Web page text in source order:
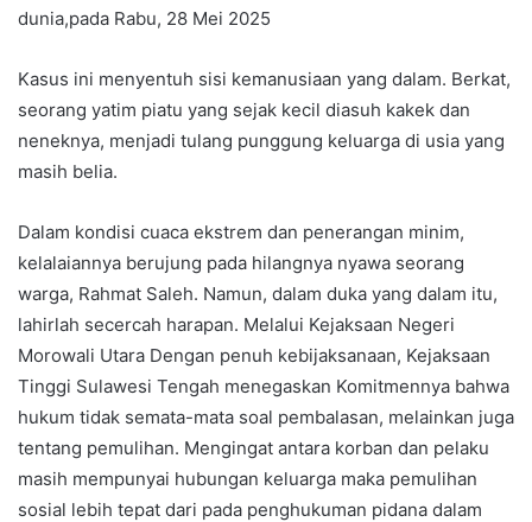
dunia,pada Rabu, 28 Mei 2025
Kasus ini menyentuh sisi kemanusiaan yang dalam. Berkat,
seorang yatim piatu yang sejak kecil diasuh kakek dan
neneknya, menjadi tulang punggung keluarga di usia yang
masih belia.
Dalam kondisi cuaca ekstrem dan penerangan minim,
kelalaiannya berujung pada hilangnya nyawa seorang
warga, Rahmat Saleh. Namun, dalam duka yang dalam itu,
lahirlah secercah harapan. Melalui Kejaksaan Negeri
Morowali Utara Dengan penuh kebijaksanaan, Kejaksaan
Tinggi Sulawesi Tengah menegaskan Komitmennya bahwa
hukum tidak semata-mata soal pembalasan, melainkan juga
tentang pemulihan. Mengingat antara korban dan pelaku
masih mempunyai hubungan keluarga maka pemulihan
sosial lebih tepat dari pada penghukuman pidana dalam